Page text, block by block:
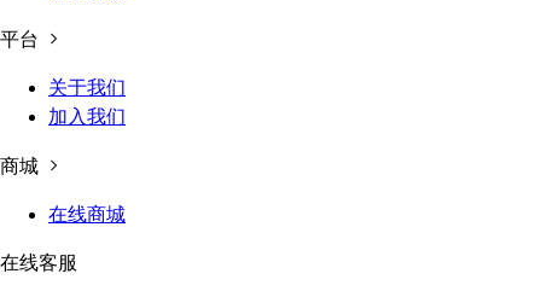
平台
关于我们
加入我们
商城
在线商城
在线客服